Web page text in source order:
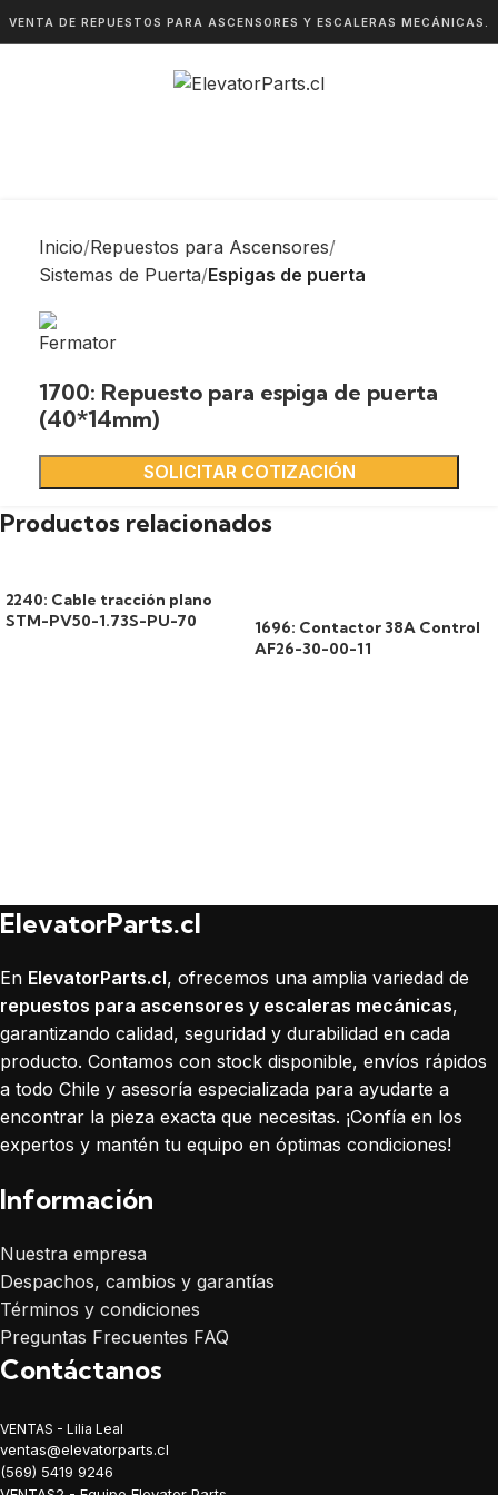
VENTA DE REPUESTOS PARA ASCENSORES Y ESCALERAS MECÁNICAS.
Inicio Repuestos para Ascensores
Sistemas de Puerta Espigas de puerta
1700: Repuesto para espiga de puerta
(40*14mm)
SOLICITAR COTIZACIÓN
Productos relacionados
2240: Cable tracción plano
STM-PV50-1.73S-PU-70
1696: Contactor 38A Control
AF26-30-00-11
ElevatorParts.cl
En ElevatorParts.cl, ofrecemos una amplia variedad de
repuestos para ascensores y escaleras mecánicas,
garantizando calidad, seguridad y durabilidad en cada
producto. Contamos con stock disponible, envíos rápidos
a todo Chile y asesoría especializada para ayudarte a
encontrar la pieza exacta que necesitas. ¡Confía en los
expertos y mantén tu equipo en óptimas condiciones!
Información
Nuestra empresa
Despachos, cambios y garantías
Términos y condiciones
Preguntas Frecuentes FAQ
Contáctanos
VENTAS - Lilia Leal
ventas@elevatorparts.cl
(569) 5419 9246